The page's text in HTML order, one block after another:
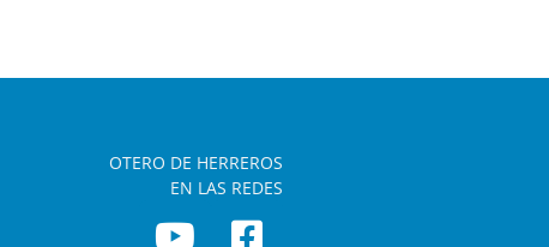
OTERO DE HERREROS
EN LAS REDES